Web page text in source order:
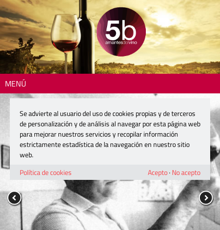
MENÚ
Se advierte al usuario del uso de cookies propias y de terceros
de personalización y de análisis al navegar por esta página web
para mejorar nuestros servicios y recopilar información
estrictamente estadística de la navegación en nuestro sitio
web.
Política de cookies
Acepto· No acepto